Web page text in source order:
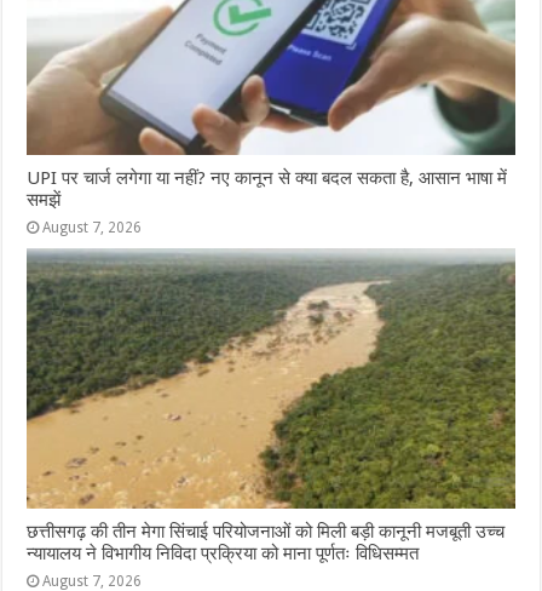
UPI पर चार्ज लगेगा या नहीं? नए कानून से क्या बदल सकता है, आसान भाषा में
समझें
August 7, 2026
छत्तीसगढ़ की तीन मेगा सिंचाई परियोजनाओं को मिली बड़ी कानूनी मजबूती उच्च
न्यायालय ने विभागीय निविदा प्रक्रिया को माना पूर्णतः विधिसम्मत
August 7, 2026